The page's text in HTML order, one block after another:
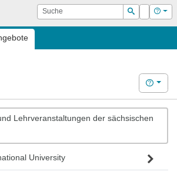
Suche
Suchen
Login Hilfe
Hilfe
Lehrveranstaltungen der sächsischen
University